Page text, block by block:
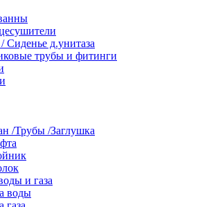
Сиденье д.унитаза
трубы и фитинги
/Трубы /Заглушка
и газа
воды